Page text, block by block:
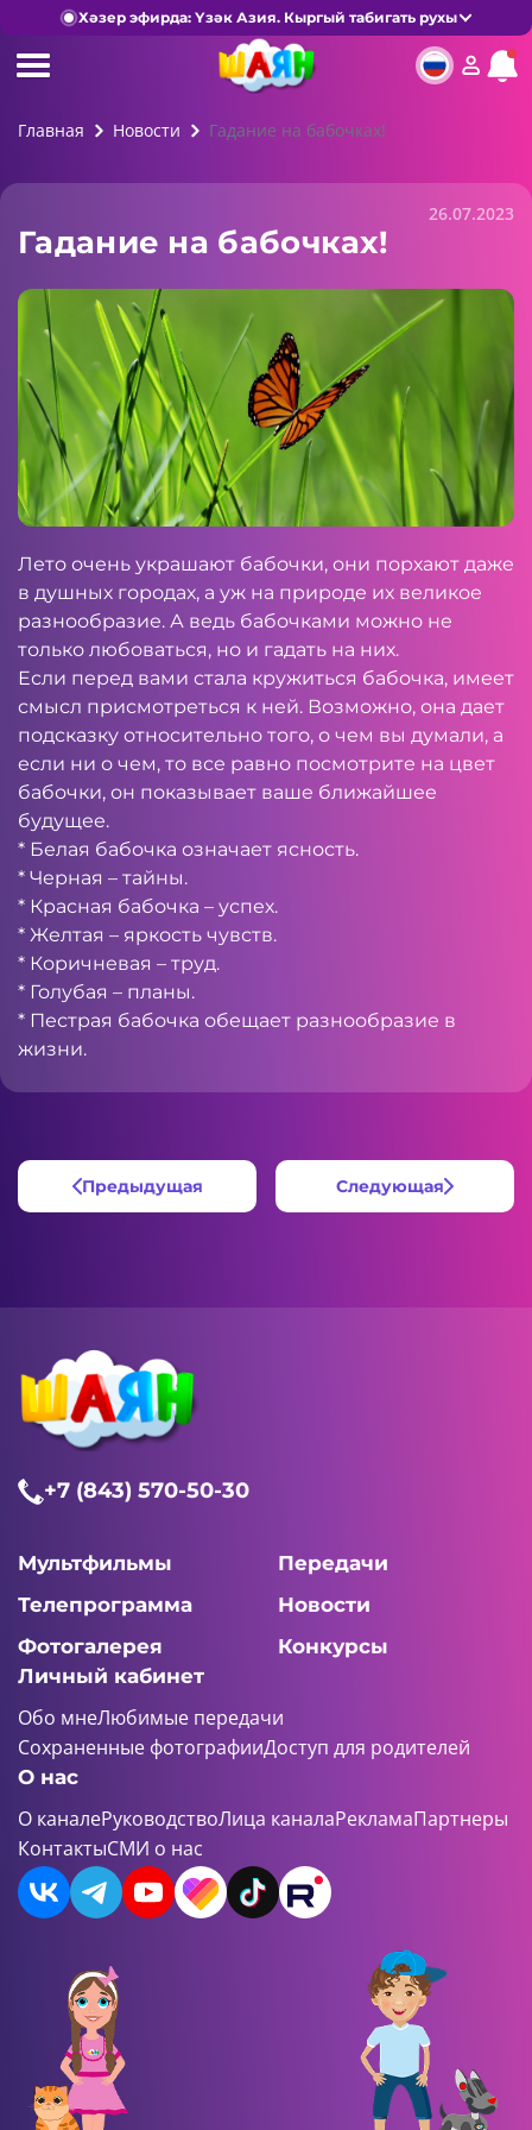
Хәзер эфирда: Үзәк Азия. Кыргый табигать рухы
Главная Новости Гадание на бабочках!
26.07.2023
Гадание на бабочках!
Лето очень украшают бабочки, они порхают даже
в душных городах, а уж на природе их великое
разнообразие. А ведь бабочками можно не
только любоваться, но и гадать на них.
Если перед вами стала кружиться бабочка, имеет
смысл присмотреться к ней. Возможно, она дает
подсказку относительно того, о чем вы думали, а
если ни о чем, то все равно посмотрите на цвет
бабочки, он показывает ваше ближайшее
будущее.
* Белая бабочка означает ясность.
* Черная – тайны.
* Красная бабочка – успех.
* Желтая – яркость чувств.
* Коричневая – труд.
* Голубая – планы.
* Пестрая бабочка обещает разнообразие в
жизни.
Предыдущая Следующая
+7 (843) 570-50-30
Мультфильмы
Передачи
Телепрограмма
Новости
Фотогалерея
Конкурсы
Личный кабинет
Обо мнеЛюбимые передачи
Сохраненные фотографииДоступ для родителей
О нас
О каналеРуководствоЛица каналаРекламаПартнеры
КонтактыСМИ о нас